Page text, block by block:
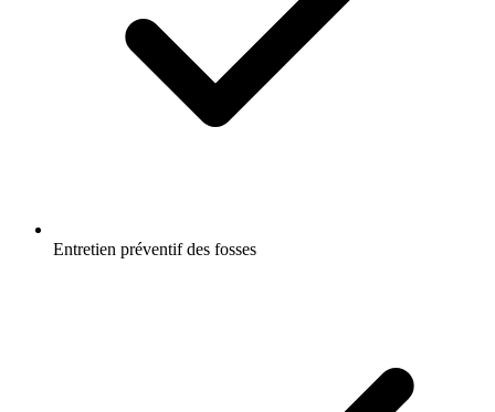
Entretien préventif des fosses